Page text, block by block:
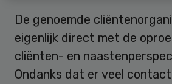
De genoemde
eigenlijk direct met de
cliënten- en
Ondanks dat er veel